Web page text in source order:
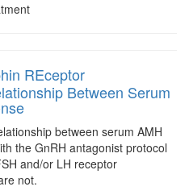
REceptor
Between Serum
between serum AMH
the GnRH antagonist protocol
and/or LH receptor
not.